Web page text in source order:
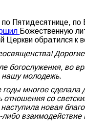
Пятидесятнице,
Божественную
Церкви обратился к
богослужения, во
нашу молодежь.
годы многое
отношения со
наступила новая
либо